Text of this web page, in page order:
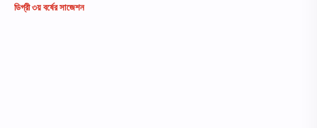
ডিগ্রী ৩য় বর্ষেরসাজেশন